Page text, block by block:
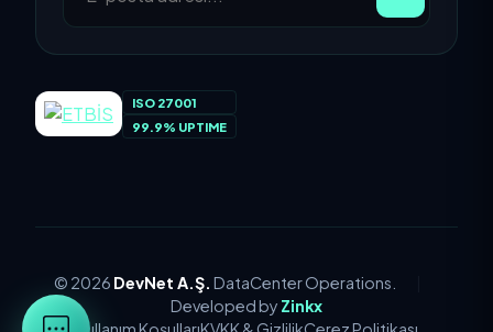
ISO 27001
99.9% UPTIME
© 2026 DevNet A.Ş. DataCenter Operations.
Developed by Zinkx